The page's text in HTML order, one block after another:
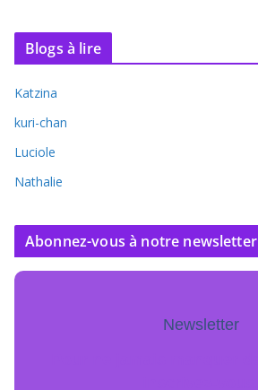
Blogs à lire
Katzina
kuri-chan
Luciole
Nathalie
Abonnez-vous à notre newsletter
Newsletter